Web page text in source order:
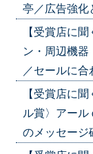
亭／広告強化
【受賞店に
ン・周辺機器
／セールに
【受賞店に
ル賞〉アー
のメッセージ